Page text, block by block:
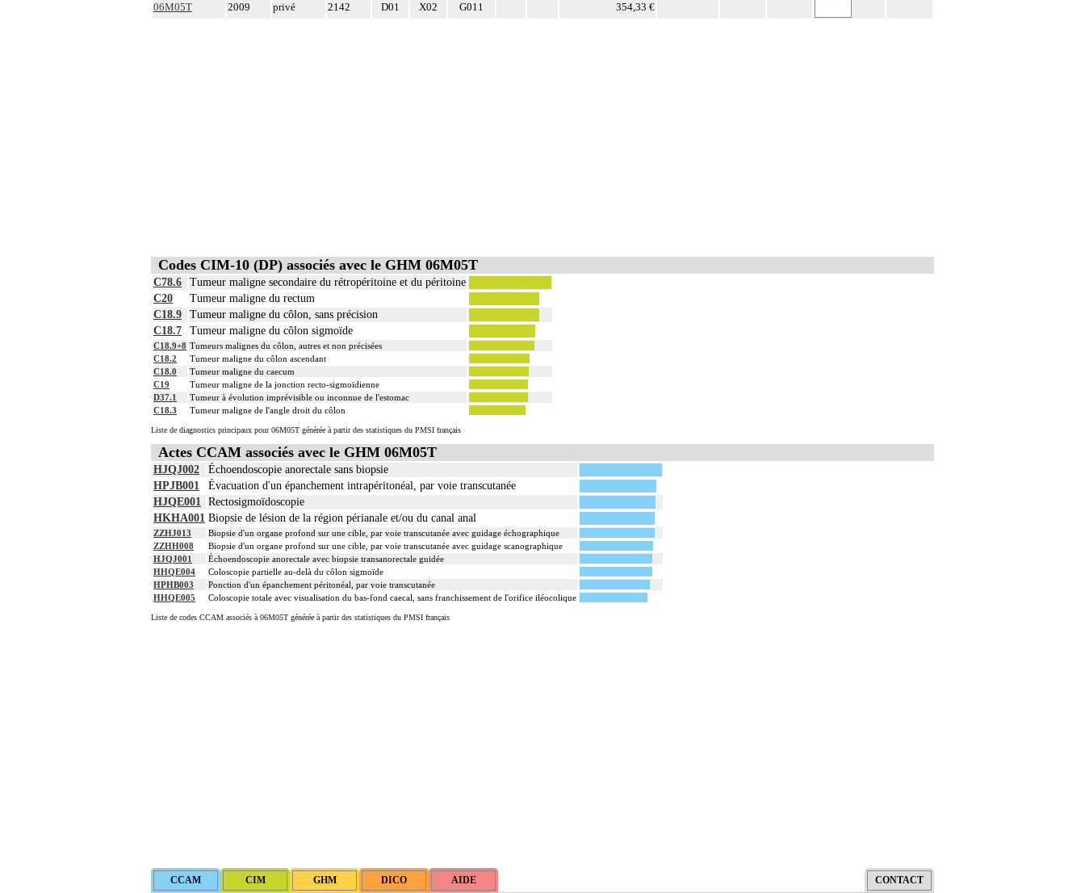
06M05T
2009 privé 2142 D01 X02 G011 354,33 €
Codes CIM-10 (DP) associés avec le GHM 06M05T
C78.6
Tumeur maligne secondaire du rétropéritoine et du péritoine
C20
Tumeur maligne du rectum
C18.9
Tumeur maligne du côlon, sans précision
C18.7
Tumeur maligne du côlon sigmoïde
C18.9+8 Tumeurs malignes du côlon, autres et non précisées
C18.2
Tumeur maligne du côlon ascendant
C18.0
Tumeur maligne du caecum
C19
Tumeur maligne de la jonction recto-sigmoïdienne
D37.1
Tumeur à évolution imprévisible ou inconnue de l'estomac
C18.3
Tumeur maligne de l'angle droit du côlon
Liste de diagnostics principaux pour 06M05T générée à partir des statistiques du PMSI français
Actes CCAM associés avec le GHM 06M05T
HJQJ002
Échoendoscopie anorectale sans biopsie
HPJB001
Évacuation d'un épanchement intrapéritonéal, par voie transcutanée
HJQE001 Rectosigmoïdoscopie
HKHA001 Biopsie de lésion de la région périanale et/ou du canal anal
ZZHJ013
Biopsie d'un organe profond sur une cible, par voie transcutanée avec guidage échographique
ZZHH008
Biopsie d'un organe profond sur une cible, par voie transcutanée avec guidage scanographique
HJQJ001
Échoendoscopie anorectale avec biopsie transanorectale guidée
HHQE004
Coloscopie partielle au-delà du côlon sigmoïde
HPHB003
Ponction d'un épanchement péritonéal, par voie transcutanée
HHQE005
Coloscopie totale avec visualisation du bas-fond caecal, sans franchissement de l'orifice iléocolique
Liste de codes CCAM associés à 06M05T générée à partir des statistiques du PMSI français